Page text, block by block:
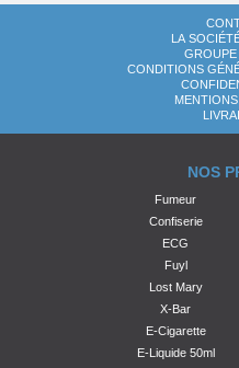
LA
GROUPE
CONDITIONS
NOS
Fumeur
Confiserie
ECG
Fuyl
Lost Mary
X-Bar
E-Cigarette
E-Liquide 50ml